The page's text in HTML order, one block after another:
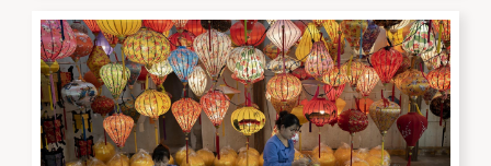
phản ánh sức hút đặc biệt của một đô thị di sản, mà
còn cho thấy hiệu quả của định hướng bảo tồn gắn liền
với phát huy giá trị văn hóa theo hướng sáng tạo và bền
vững.